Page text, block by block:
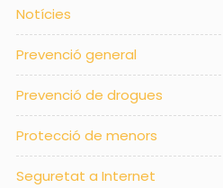
Notícies
Prevenció general
Prevenció de drogues
Protecció de menors
Seguretat a Internet